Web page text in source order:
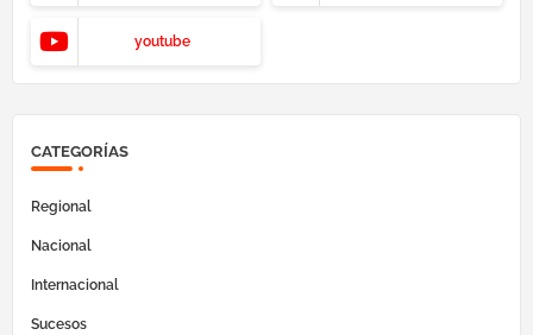
youtube
CATEGORÍAS
Regional
Nacional
Internacional
Sucesos